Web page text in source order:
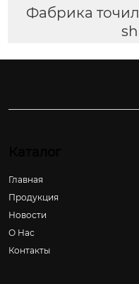
Фабрика
Главная
Продукция
Новости
О Hас
Контакты